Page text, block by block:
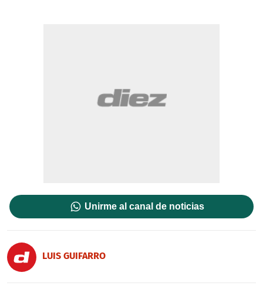
Unirme al canal de noticias
LUIS GUIFARRO